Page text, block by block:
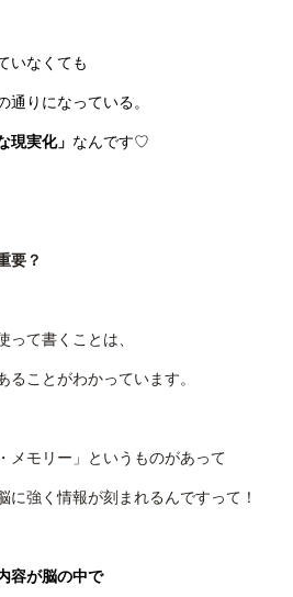
いなくても
通りになっている。
現実化」 なんです♡
要？
って書くことは、
ることがわかっています。
メモリー」というものがあって
に強く情報が刻まれるんですって！
容が脳の中で